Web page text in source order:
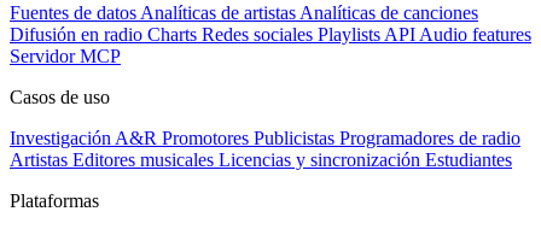
Fuentes de datos Analíticas de artistas Analíticas de canciones
Difusión en radio Charts Redes sociales Playlists API Audio features
Servidor MCP
Casos de uso
Investigación A&R Promotores Publicistas Programadores de radio
Artistas Editores musicales Licencias y sincronización Estudiantes
Plataformas